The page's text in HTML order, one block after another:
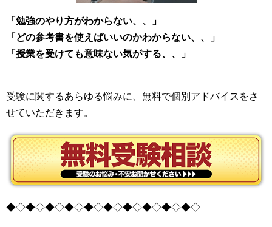
「勉強のやり方がわからない、、」
「どの参考書を使えばいいのかわからない、、」
「授業を受けても意味ない気がする、、」
受験に関するあらゆる悩みに、無料で個別アドバイスをさ
せていただきます。
◆◇◆◇◆◇◆◇◆◇◆◇◆◇◆◇◆◇◆◇